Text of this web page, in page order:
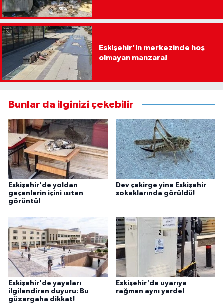
Eskişehir'in merkezinde hoş
olmayan manzara!
Bunlar da ilginizi çekebilir
Eskişehir'de yoldan
geçenlerin içini ısıtan
görüntü!
Dev çekirge yine Eskişehir
sokaklarında görüldü!
Eskişehir'de yayaları
ilgilendiren duyuru: Bu
güzergaha dikkat!
Eskişehir'de uyarıya
rağmen aynı yerde!